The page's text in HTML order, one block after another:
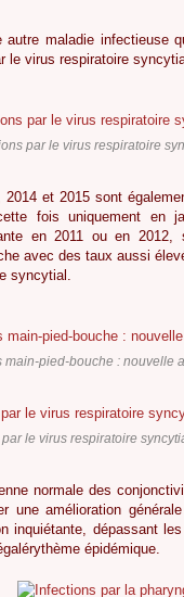
autre maladie infectieuse
le virus respiratoire
par le virus respiratoire
2014 et 2015 sont
fois uniquement en
en 2011 ou en 2012,
avec des taux aussi
syncytial.
main-pied-bouche : nouvelle
le virus respiratoire
normale des
une amélioration
inquiétante, dépassant
épidémique.